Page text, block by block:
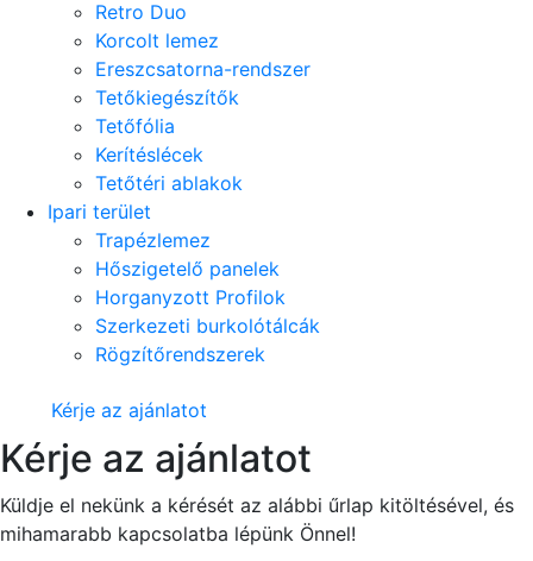
Retro Duo
Korcolt lemez
Ereszcsatorna-rendszer
Tetőkiegészítők
Tetőfólia
Kerítéslécek
Tetőtéri ablakok
Ipari terület
Trapézlemez
Hőszigetelő panelek
Horganyzott Profilok
Szerkezeti burkolótálcák
Rögzítőrendszerek
Kérje az ajánlatot
Kérje az ajánlatot
Küldje el nekünk a kérését az alábbi űrlap kitöltésével, és
mihamarabb kapcsolatba lépünk Önnel!